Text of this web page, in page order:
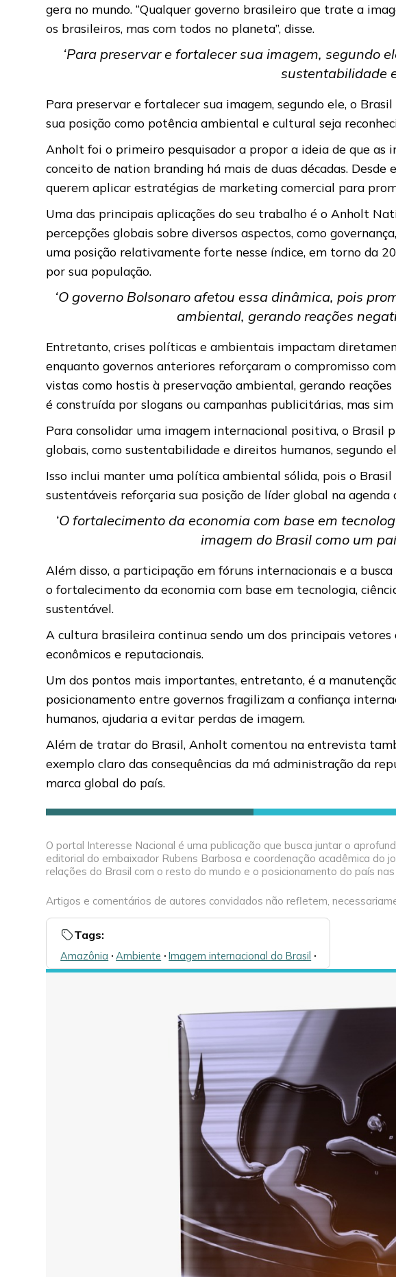
gera no mundo. “Qualquer governo brasileiro que trate a
os brasileiros, mas com todos no planeta”, disse.
‘Para preservar e fortalecer sua imagem, segundo
sustentabilidade
Para preservar e fortalecer sua imagem, segundo ele, o
sua posição como potência ambiental e cultural seja
Anholt foi o primeiro pesquisador a propor a ideia de que as
conceito de nation branding há mais de duas décadas.
querem aplicar estratégias de marketing comercial para
Uma das principais aplicações do seu trabalho é o Anholt
percepções globais sobre diversos aspectos, como
uma posição relativamente forte nesse índice, em torno da
por sua população.
‘O governo Bolsonaro afetou essa dinâmica, pois
ambiental, gerando reações
Entretanto, crises políticas e ambientais impactam
enquanto governos anteriores reforçaram o compromisso
vistas como hostis à preservação ambiental, gerando
é construída por slogans ou campanhas publicitárias, mas
Para consolidar uma imagem internacional positiva, o Brasil
globais, como sustentabilidade e direitos humanos, segundo
Isso inclui manter uma política ambiental sólida, pois o
sustentáveis reforçaria sua posição de líder global na agenda
‘O fortalecimento da economia com base em
imagem do Brasil como um
Além disso, a participação em fóruns internacionais e a
o fortalecimento da economia com base em tecnologia,
sustentável.
A cultura brasileira continua sendo um dos principais
econômicos e reputacionais.
Um dos pontos mais importantes, entretanto, é a
posicionamento entre governos fragilizam a confiança
humanos, ajudaria a evitar perdas de imagem.
Além de tratar do Brasil, Anholt comentou na entrevista
exemplo claro das consequências da má administração da
marca global do país.
O portal Interesse Nacional é uma publicação que busca juntar o
editorial do embaixador Rubens Barbosa e coordenação acadêmica do
relações do Brasil com o resto do mundo e o posicionamento do país
Artigos e comentários de autores convidados não refletem,
Tags:
Amazônia 🞌Ambiente 🞌Imagem internacional do Brasil 🞌